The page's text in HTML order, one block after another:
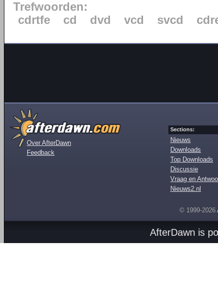
Trefwoorden:
cdrtfe
cd dvd vcd svcd
Over AfterDawn
Feedback
Sections:
Nieuws
Downloads
Top Downloads
Discussie
Vraag en
Nieuws2.nl
© 1999-2026
AfterDawn is